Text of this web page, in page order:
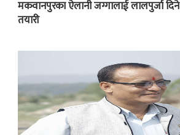
मकवानपुरका ऐलानी जग्गालाई लालपुर्जा दिने
तयारी